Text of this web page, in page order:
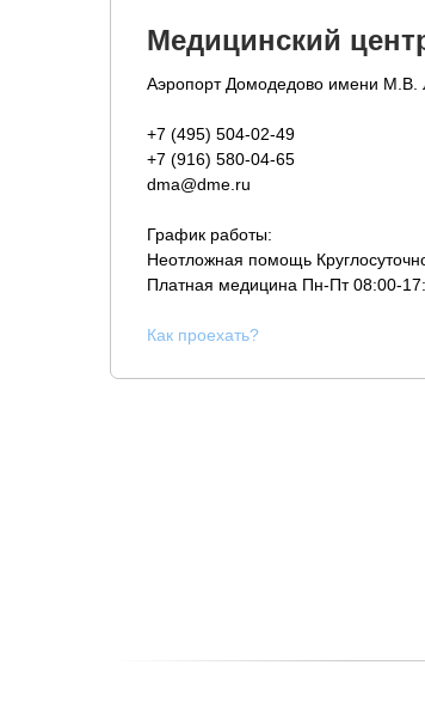
Медицинский
Аэропорт Домодедово имени М.В.
+7 (495) 504-02-49
+7 (916) 580-04-65
dma@dme.ru
График работы:
Неотложная помощь
Платная медицина Пн-Пт 08:00-
Как проехать?